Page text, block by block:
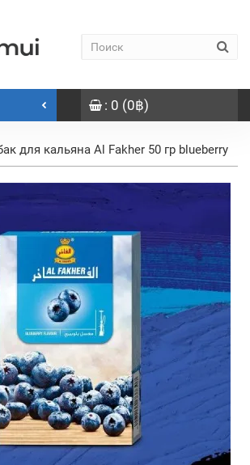
: 0 (0฿)
для кальяна Al Fakher 50 гр blueberry